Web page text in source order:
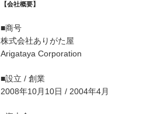
【会社概要】
■商号
株式会社ありがた屋
Arigataya Corporation
■設立 / 創業
2008年10月10日 / 2004年4月